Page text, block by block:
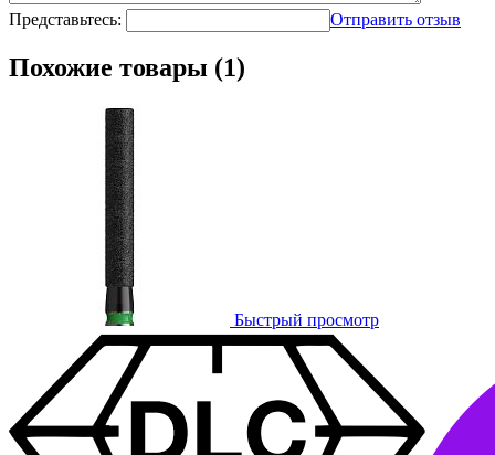
Представьтесь: Отправить отзыв
Похожие товары (1)
Быстрый просмотр